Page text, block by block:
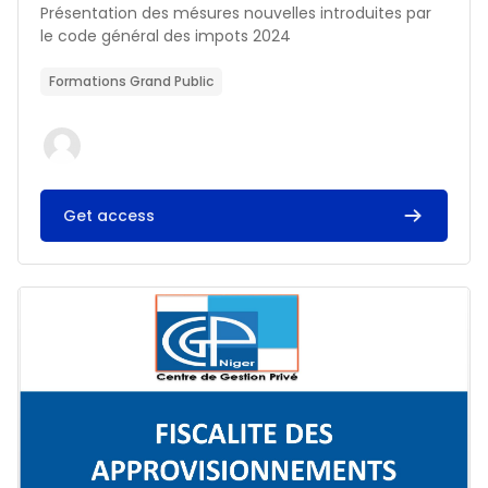
Résumé du cours :
Présentation des mésures nouvelles introduites par
le code général des impots 2024
Formations Grand Public
Get access
Image du cours FISCALITE DES APPROVISIONNEMENTS